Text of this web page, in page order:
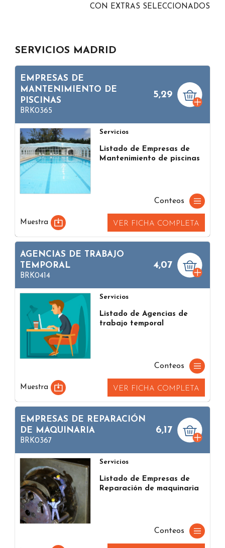
CON EXTRAS SELECCIONADOS
SERVICIOS MADRID
EMPRESAS DE
MANTENIMIENTO DE
PISCINAS
BRK0365
5,29
Servicios
Listado de Empresas de
Mantenimiento de piscinas
Conteos
Muestra VER FICHA COMPLETA
AGENCIAS DE TRABAJO
TEMPORAL
BRK0414
4,07
Servicios
Listado de Agencias de
trabajo temporal
Conteos
Muestra VER FICHA COMPLETA
EMPRESAS DE REPARACIÓN
DE MAQUINARIA
BRK0367
6,17
Servicios
Listado de Empresas de
Reparación de maquinaria
Conteos